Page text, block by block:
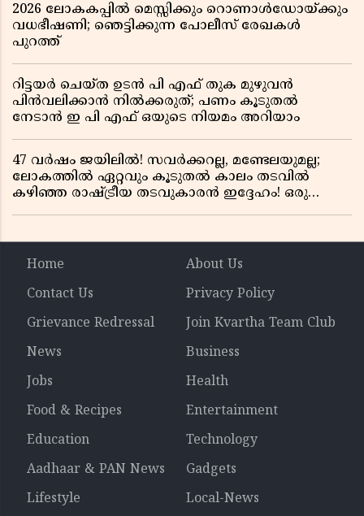
2026 ലോകകപ്പിൽ മെസ്സിക്കും റൊണാൾഡോയ്ക്കും
വധഭീഷണി; ഞെട്ടിക്കുന്ന പോലീസ് രേഖകൾ
പുറത്ത്
റിട്ടയർ ചെയ്ത ഉടൻ പി എഫ് തുക മുഴുവൻ
പിൻവലിക്കാൻ നിൽക്കരുത്; പണം കൂടുതൽ
നേടാൻ ഇ പി എഫ് ഒയുടെ നിയമം അറിയാം
47 വർഷം ജയിലിൽ! സവർക്കറല്ല, മണ്ടേലയുമല്ല;
ലോകത്തിൽ ഏറ്റവും കൂടുതൽ കാലം തടവിൽ
കഴിഞ്ഞ രാഷ്ട്രീയ തടവുകാരൻ ഇദ്ദേഹം! ഒരു
Home
About Us
Contact Us
Privacy Policy
Grievance Redressal
Join Kvartha Team Club
News
Business
Jobs
Health
Food & Recipes
Entertainment
Education
Technology
Aadhaar & PAN News
Gadgets
Lifestyle
Local-News